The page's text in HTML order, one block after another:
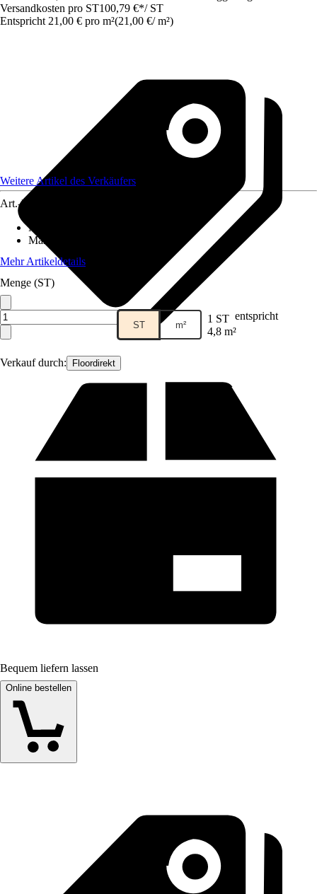
Versandkosten pro ST100,79 €*/ ST
Entspricht 21,00 € pro m²(21,00 €/ m²)
Verkauf durch: Floordirekt
Weitere Artikel des Verkäufers
Art.-Nr.
Material
Maße (BxL)
Mehr Artikeldetails
Menge (ST)
ST m² 1 ST entspricht
4,8 m²
Bequem liefern lassen
Online bestellen